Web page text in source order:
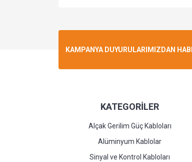
KAMPANYA DUYURULARIMIZDAN
KATEGORİLER
Alçak Gerilim Güç Kabloları
Alüminyum Kablolar
Sinyal ve Kontrol Kabloları